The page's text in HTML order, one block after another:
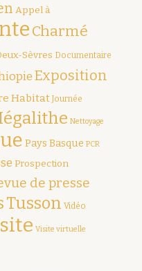
Appel à
Charmé
Sèvres Documentaire
Exposition
Habitat Journée
Nettoyage
Pays Basque PCR
Prospection
de presse
Tusson Vidéo
Visite virtuelle